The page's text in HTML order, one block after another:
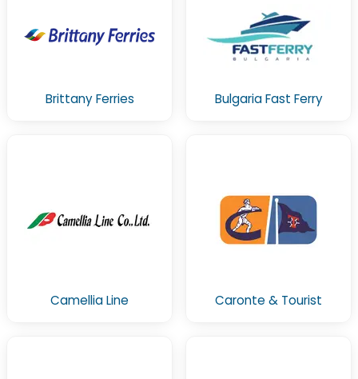
Brittany Ferries Bulgaria Fast Ferry
Camellia Line Caronte & Tourist